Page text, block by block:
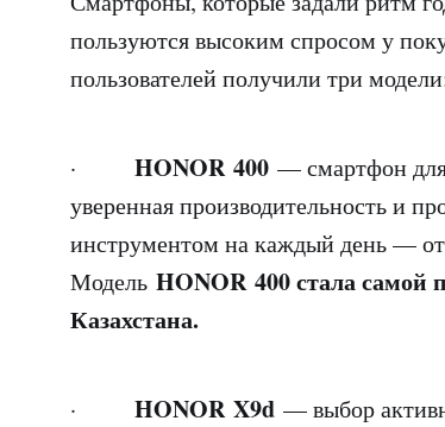
пользуются высоким спросом у
пользователей получили три
· HONOR 400 — смартфон для
уверенная производительность и
инструментом на каждый день —
Модель HONOR 400 стала самой
Казахстана.
· HONOR X9d — выбор